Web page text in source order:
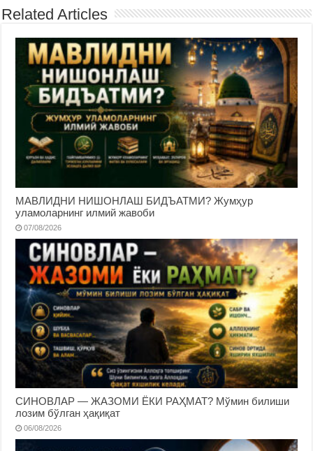
Related Articles
МАВЛИДНИ НИШОНЛАШ БИДЪАТМИ? Жумҳур
уламоларнинг илмий жавоби
07/08/2026
СИНОВЛАР — ЖАЗОМИ ЁКИ РАҲМАТ? Мўмин билиши
лозим бўлган ҳақиқат
06/08/2026